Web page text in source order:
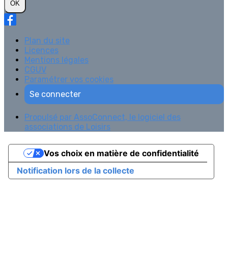
OK
Plan du site
Licences
Mentions légales
CGUV
Paramétrer vos cookies
Se connecter
Propulsé par AssoConnect, le logiciel des
associations de Loisirs
Notification lors de la collecte
Vos choix en matière de confidentialité